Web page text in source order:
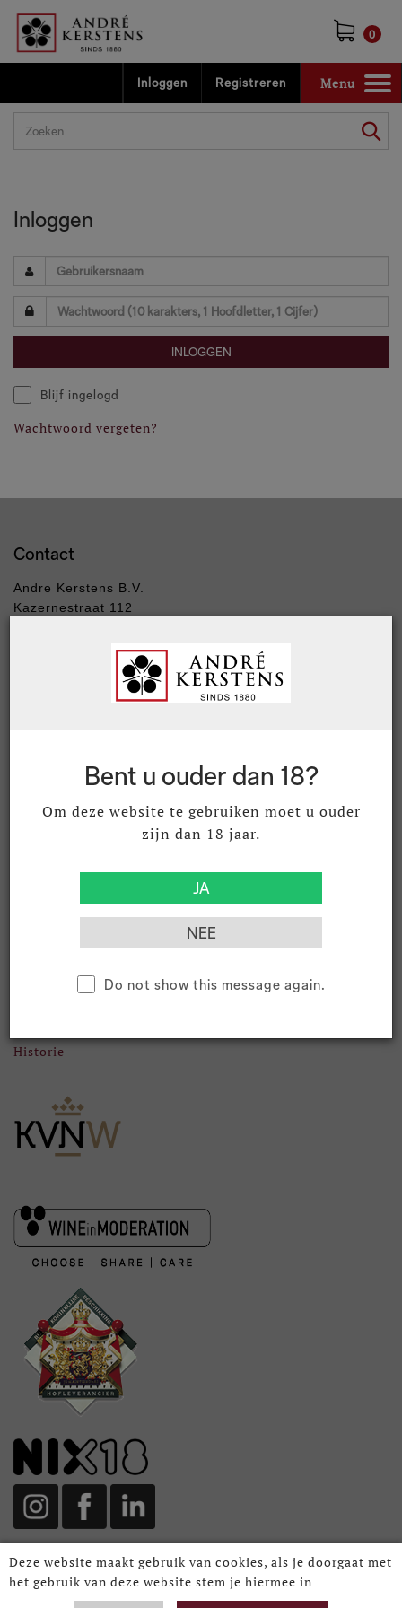
Deze website maakt gebruik van cookies, als je doorgaat met
het gebruik van deze website stem je hiermee in
Bent u ouder dan 18?
Om deze website te gebruiken moet u ouder
zijn dan 18 jaar.
Do not show this message again.
0
Inloggen Registreren
Toggle
navigation
Menu
Inloggen
Blijf ingelogd
Wachtwoord vergeten?
Contact
Andre Kerstens B.V.
Kazernestraat 112
Tel: +31 70 427 83 21
@andrekerstens.nl
Levertijd & verzendkosten
Retourneren
Algemene Voorwaarden
KVK 18007423
Informatie
Historie